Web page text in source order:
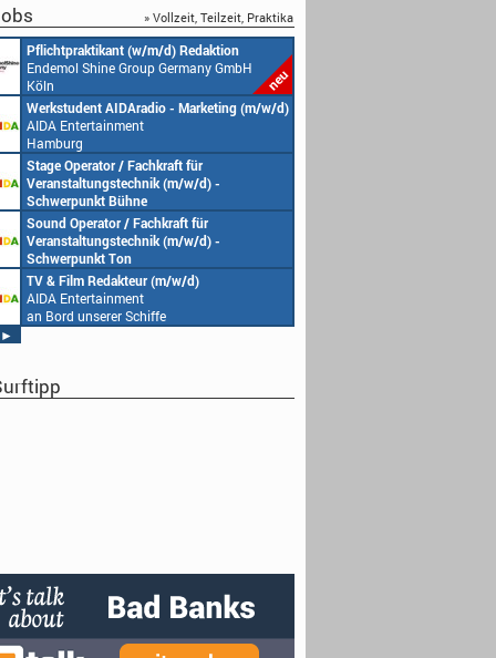
» Vollzeit, Teilzeit, Praktika
Pflichtpraktikant (w/m/d) Redaktion
Endemol Shine Group Germany GmbH
Köln
Werkstudent AIDAradio - Marketing (m/w/d)
AIDA Entertainment
Hamburg
Stage Operator / Fachkraft für
Veranstaltungstechnik (m/w/d) -
Schwerpunkt Bühne
AIDA Entertainment
an Bord unserer Schiffe
Sound Operator / Fachkraft für
Veranstaltungstechnik (m/w/d) -
Schwerpunkt Ton
AIDA Entertainment
an Bord unserer Schiffe
TV & Film Redakteur (m/w/d)
AIDA Entertainment
an Bord unserer Schiffe
►